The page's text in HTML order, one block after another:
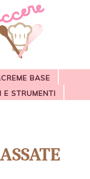
BASE
E STRUMENTI